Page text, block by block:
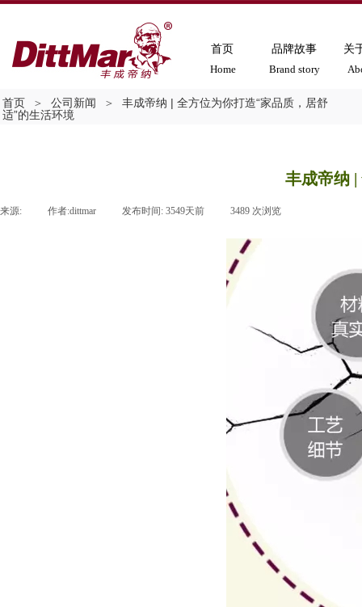
Home Brand story
首页 品牌故事 关
首页 ＞ 公司新闻 ＞
丰成帝纳 | 全方位为你打造“家品质，居舒
适”的生活环境
丰成帝纳
来源: 作者:dittmar 发布时间: 3549天前 3489 次浏览